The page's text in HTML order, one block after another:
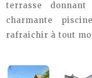
terrasse
charmante
rafraichir à tout